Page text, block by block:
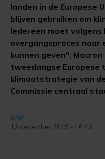
landen in de Europese
blijven gebruiken om
Iedereen moet volgens
overgangsproces naar
kunnen geven".
tweedaagse Europese
klimaatstrategie van
Commissie centraal
ANP
12 december 2019 - 16:46